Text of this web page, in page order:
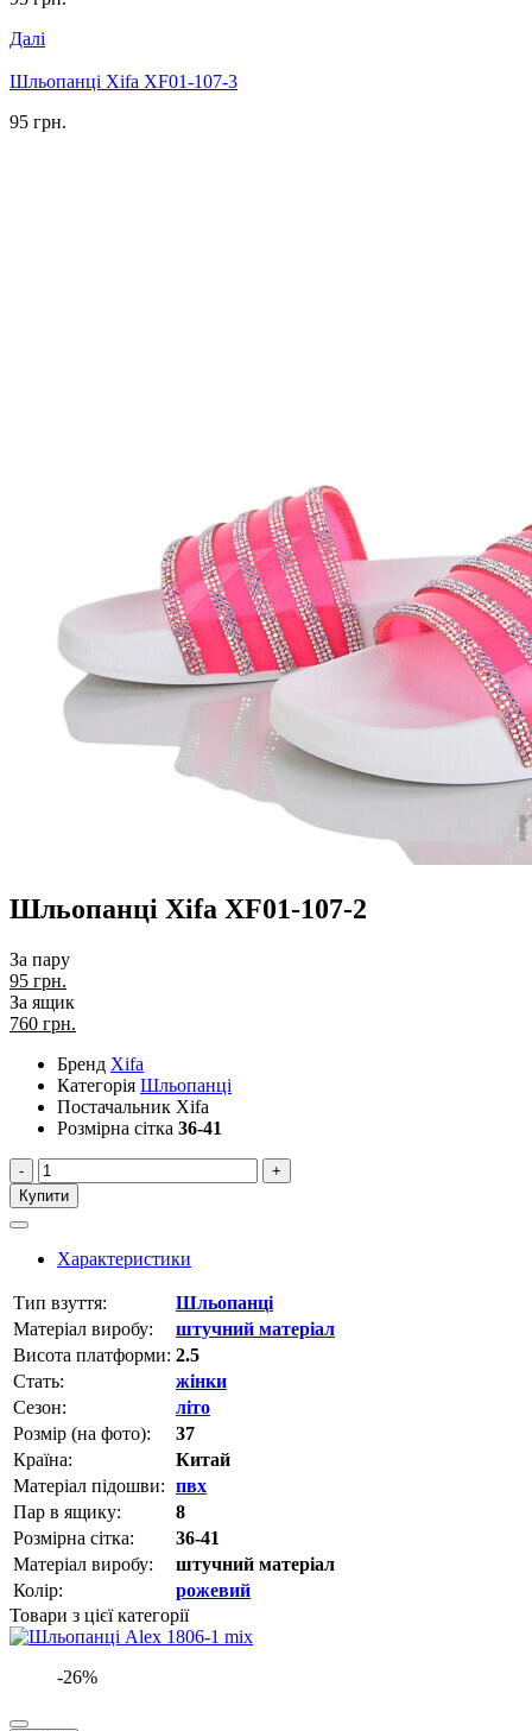
Далі
Шльопанці Xifa XF01-107-3
95 грн.
Шльопанці Xifa XF01-107-2
За пару
95 грн.
За ящик
760 грн.
Бренд Xifa
Категорія Шльопанці
Постачальник Xifa
Розмірна сітка 36-41
-
+
Купити
Характеристики
Тип взуття:
Шльопанці
Матеріал виробу:
штучний матеріал
Висота платформи: 2.5
Стать:
жінки
Сезон:
літо
Розмір (на фото):
37
Країна:
Китай
Матеріал підошви: пвх
Пар в ящику:
8
Розмірна сітка:
36-41
Матеріал виробу:
штучний матеріал
Колір:
рожевий
Товари з цієї категорії
-26%